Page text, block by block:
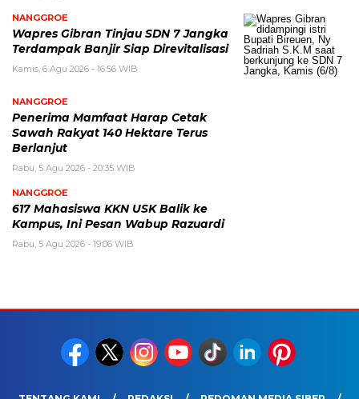
NANGGROE
Wapres Gibran Tinjau SDN 7 Jangka
Terdampak Banjir Siap Direvitalisasi
Kamis, 6 Agu 2026 - 16:56 WIB
NANGGROE
Penerima Mamfaat Harap Cetak
Sawah Rakyat 140 Hektare Terus
Berlanjut
Rabu, 5 Agu 2026 - 20:35 WIB
NANGGROE
617 Mahasiswa KKN USK Balik ke
Kampus, Ini Pesan Wabup Razuardi
Rabu, 5 Agu 2026 - 19:06 WIB